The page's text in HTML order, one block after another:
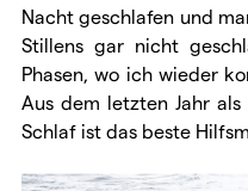
Nacht geschlafen und
Stillens gar nicht
Phasen, wo ich wieder
Aus dem letzten Jahr
Schlaf ist das beste